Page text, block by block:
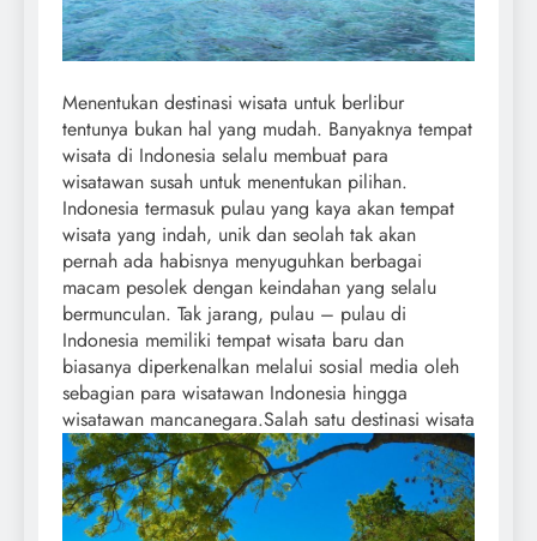
Menentukan destinasi wisata untuk berlibur
tentunya bukan hal yang mudah. Banyaknya tempat
wisata di Indonesia selalu membuat para
wisatawan susah untuk menentukan pilihan.
Indonesia termasuk pulau yang kaya akan tempat
wisata yang indah, unik dan seolah tak akan
pernah ada habisnya menyuguhkan berbagai
macam pesolek dengan keindahan yang selalu
bermunculan. Tak jarang, pulau – pulau di
Indonesia memiliki tempat wisata baru dan
biasanya diperkenalkan melalui sosial media oleh
sebagian para wisatawan Indonesia hingga
wisatawan mancanegara.Salah satu destinasi wisata